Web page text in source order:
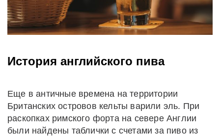
История английского пива
Еще в античные времена на территории
Британских островов кельты варили эль. При
раскопках римского форта на севере Англии
были найдены таблички с счетами за пиво из